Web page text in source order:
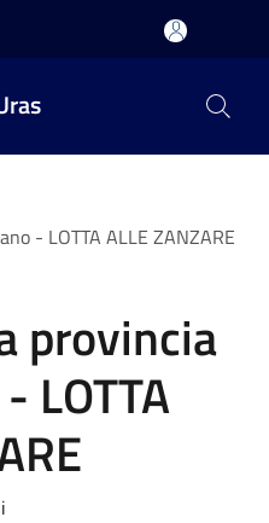
- LOTTA ALLE ZANZARE
provincia
LOTTA